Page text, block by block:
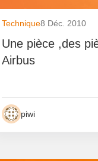
Technique8 Déc. 2010
Une pièce ,des
Airbus
piwi